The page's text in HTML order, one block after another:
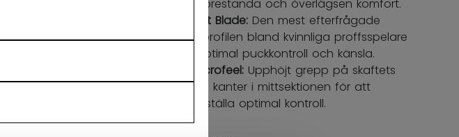
hög prestanda och överlägsen komfort.
X-Soft Blade: Den mest efterfrågade
bladprofilen bland kvinnliga proffsspelare
för optimal puckkontroll och känsla.
FT Microfeel: Upphöjt grepp på skaftets
nedre kanter i mittsektionen för att
säkerställa optimal kontroll.